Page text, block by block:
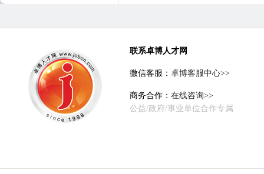
联系卓博人才网
微信客服： 卓博客服中心>>
商务合作： 在线咨询>>
公益/政府/事业单位合作专属